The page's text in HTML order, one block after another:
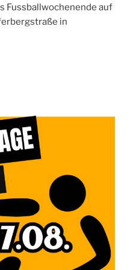
Fussballwochenende auf
in